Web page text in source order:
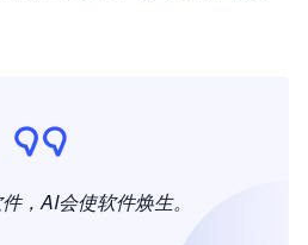
，AI会使软件焕生。